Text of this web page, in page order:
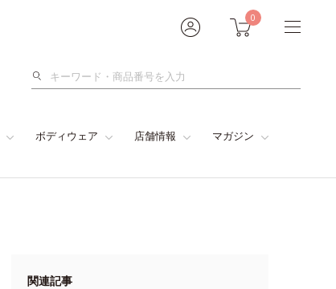
0
検
ボディウェア 店舗情報 マガジン
関連記事